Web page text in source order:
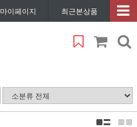
마이페이지 최근본상품